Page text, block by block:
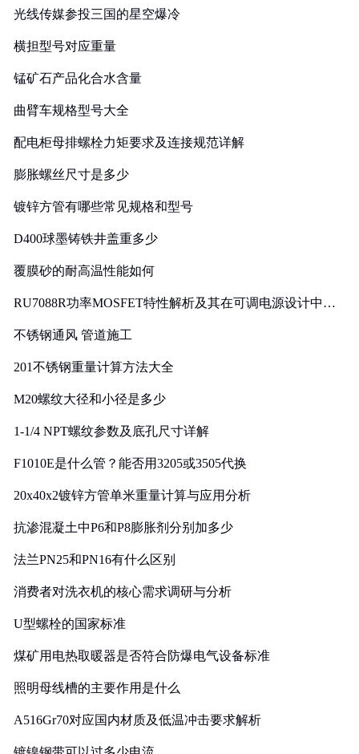
光线传媒参投三国的星空爆冷
横担型号对应重量
锰矿石产品化合水含量
曲臂车规格型号大全
配电柜母排螺栓力矩要求及连接规范详解
膨胀螺丝尺寸是多少
镀锌方管有哪些常见规格和型号
D400球墨铸铁井盖重多少
覆膜砂的耐高温性能如何
RU7088R功率MOSFET特性解析及其在可调电源设计中的
不锈钢通风 管道施工
201不锈钢重量计算方法大全
M20螺纹大径和小径是多少
1-1/4 NPT螺纹参数及底孔尺寸详解
F1010E是什么管？能否用3205或3505代换
20x40x2镀锌方管单米重量计算与应用分析
抗渗混凝土中P6和P8膨胀剂分别加多少
法兰PN25和PN16有什么区别
消费者对洗衣机的核心需求调研与分析
U型螺栓的国家标准
煤矿用电热取暖器是否符合防爆电气设备标准
照明母线槽的主要作用是什么
A516Gr70对应国内材质及低温冲击要求解析